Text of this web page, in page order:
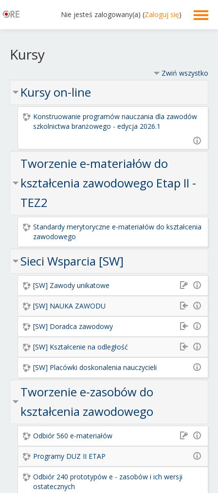
Nie jesteś zalogowany(a) (Zaloguj się)
Kursy
Zwiń wszystko
Kursy on-line
Konstruowanie programów nauczania dla zawodów
szkolnictwa branżowego - edycja 2026.1
Tworzenie e-materiałów do
kształcenia zawodowego Etap II -
TEZ2
Standardy merytoryczne e-materiałów do kształcenia
zawodowego
Sieci Wsparcia [SW]
[SW] Zawody unikatowe
[SW] NAUKA ZAWODU
[SW] Doradca zawodowy
[SW] Kształcenie na odległość
[SW] Placówki doskonalenia nauczycieli
Tworzenie e-zasobów do
kształcenia zawodowego
Odbiór 560 e-materiałów
Programy DUZ II ETAP
Odbiór 240 prototypów e - zasobów i ich wersji
ostatecznych